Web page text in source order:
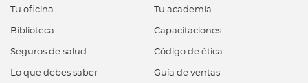
Tu oficina
Biblioteca
Seguros de salud
Lo que debes saber
Tu academia
Capacitaciones
Código de ética
Guía de ventas